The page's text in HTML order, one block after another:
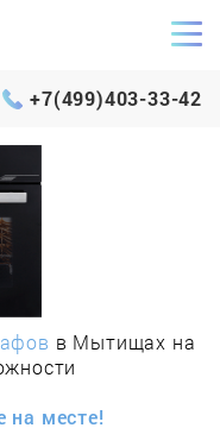
+7(499)403-33-42
в Мытищах на
на месте!